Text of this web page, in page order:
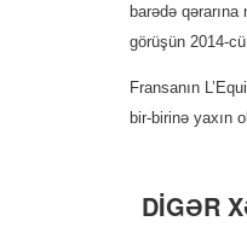
barədə
görüşün 2014-
Fransanın
bir-birinə yaxın
DİGƏR